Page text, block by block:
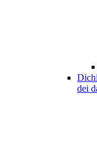
dei